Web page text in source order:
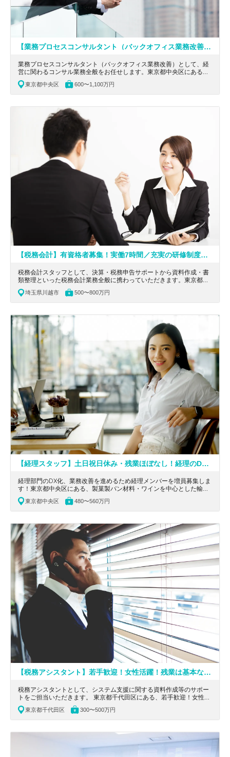
【業務プロセスコンサルタント（バックオフィス業務改善）】所定労働7時間＆月に１度のノー残業デー！IPOを目指す成長企業から上場企業様のバックオフィス（労務・経理）の業務プロセス改善・コンサルティング支援を行っている企業
業務プロセスコンサルタント（バックオフィス業務改善）として、経
営に関わるコンサル業務全般をお任せします。東京都中央区にある、
在宅勤務！中堅中小企業の成長や安定運営に一番近くで寄り添うコン
サルティング業務がメインの事業会社の求人です。
東京都中央区 600〜1,100万円
【税務会計】有資格者募集！実働7時間／充実の研修制度／法人1100件＆個人1100件！法人顧問業務のみならず、相続案件や国際税務を経験できる税理士法人
税務会計スタッフとして、決算・税務申告サポートから資料作成・書
類整理といった税務会計業務全般に携わっていただきます。東京都港
区にある、法人顧問業務のみならず、相続案件や国際税務を経験でき
る税理士法人の求人です。
埼玉県川越市 500〜800万円
【経理スタッフ】土日祝日休み・残業ほぼなし！経理のDX化に携われる部長直下のキャリアアップポジション！製菓製パン材料・ワインを中心とした輸入食品商社
経理部門のDX化、業務改善を進めるため経理メンバーを増員募集しま
す！東京都中央区にある、製菓製パン材料・ワインを中心とした輸入
食品商社の求人です。
東京都中央区 480〜560万円
【税務アシスタント】若手歓迎！女性活躍！残業は基本なし！所定労働時間7時間！マルチな顧客ニーズに幅広く対応するコンサルティングファーム
税務アシスタントとして、システム支援に関する資料作成等のサポー
トをご担当いただきます。 東京都千代田区にある、若手歓迎！女性活
躍！IT業界出身歓迎！残業は基本なし！所定労働時間7時間！マルチな
顧客ニーズに幅広く対応する株式会社の求人です。
東京都千代田区 300〜500万円